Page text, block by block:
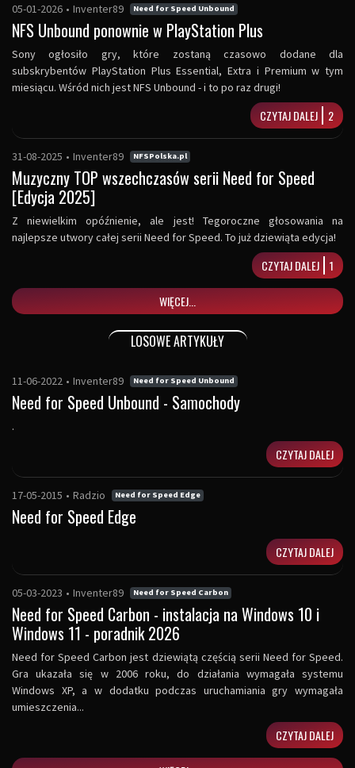
05-01-2026 • Inventer89 Need for Speed Unbound
NFS Unbound ponownie w PlayStation Plus
Sony ogłosiło gry, które zostaną czasowo dodane dla
subskrybentów PlayStation Plus Essential, Extra i Premium w tym
miesiącu. Wśród nich jest NFS Unbound - i to po raz drugi!
CZYTAJ DALEJ 2
31-08-2025 • Inventer89 NFSPolska.pl
Muzyczny TOP wszechczasów serii Need for Speed
[Edycja 2025]
Z niewielkim opóźnienie, ale jest! Tegoroczne głosowania na
najlepsze utwory całej serii Need for Speed. To już dziewiąta edycja!
CZYTAJ DALEJ 1
WIĘCEJ...
LOSOWE ARTYKUŁY
11-06-2022 • Inventer89 Need for Speed Unbound
Need for Speed Unbound - Samochody
.
CZYTAJ DALEJ
17-05-2015 • Radzio Need for Speed Edge
Need for Speed Edge
CZYTAJ DALEJ
05-03-2023 • Inventer89 Need for Speed Carbon
Need for Speed Carbon - instalacja na Windows 10 i
Windows 11 - poradnik 2026
Need for Speed Carbon jest dziewiątą częścią serii Need for Speed.
Gra ukazała się w 2006 roku, do działania wymagała systemu
Windows XP, a w dodatku podczas uruchamiania gry wymagała
umieszczenia...
CZYTAJ DALEJ